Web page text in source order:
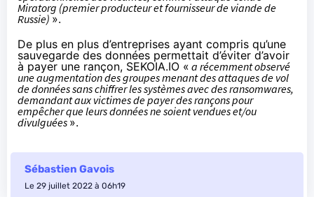
Miratorg (premier producteur et fournisseur de viande de
Russie) ».
De plus en plus d’entreprises ayant compris qu’une
sauvegarde des données permettait d’éviter d’avoir
à payer une rançon, SEKOIA.IO « a récemment observé
une augmentation des groupes menant des attaques de vol
de données sans chiffrer les systèmes avec des ransomwares,
demandant aux victimes de payer des rançons pour
empêcher que leurs données ne soient vendues et/ou
divulguées ».
Sébastien Gavois
Le 29 juillet 2022 à 06h19